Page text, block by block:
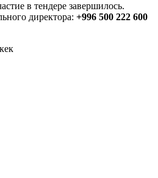
в тендере завершилось.
директора: +996 500 222 600